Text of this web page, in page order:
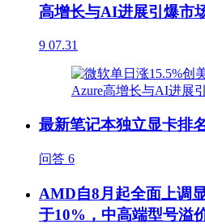
高增长与AI进展引爆市
9 07.31
最新笔记本独立显卡排
问答 6
AMD自8月起全面上调
于10%，中高端型号溢